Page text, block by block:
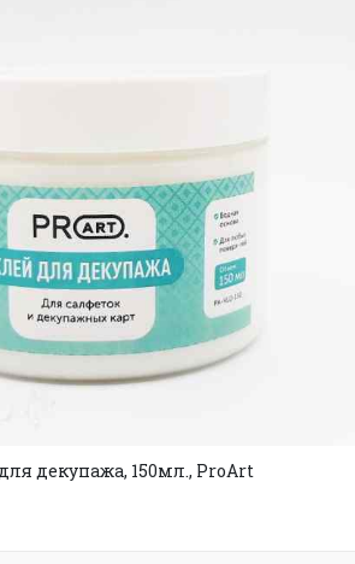
декупажа, 150мл., ProArt